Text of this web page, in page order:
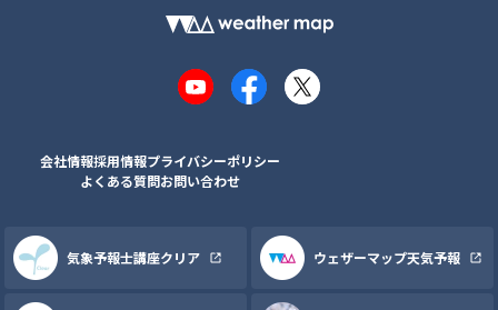
YouTubeFacebook
X
会社情報採用情報プライバシーポリシー
よくある質問お問い合わせ
気象予報士講座クリア ウェザーマップ天気予報